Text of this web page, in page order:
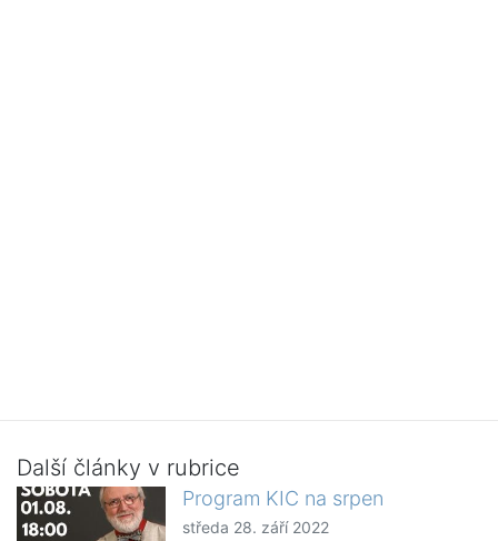
Další články v rubrice
Program KIC na srpen
středa 28. září 2022